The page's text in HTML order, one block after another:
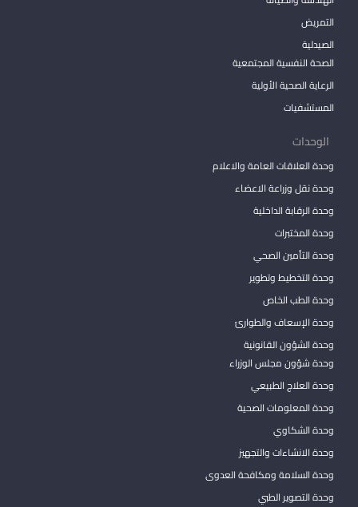
التمريض
الصيدلية
الصحة النفسية المجتمعية
الرعاية الصحية الأولية
المستشفيات
الوحدات
وحدة العلاقات العامة والاعلام
وحدة نقل وزراعة الاعضاء
وحدة الرقابة الداخلية
وحدة المختبرات
وحدة التأمين الصحي
وحدة التخطيط وتطوير
وحدة الطب الخاص
وحدة الإسعاف والطوارئ
وحدة الشؤون القانونية
وحدة شؤون مجلس الوزراء
وحدة العلاج الطبيعي
وحدة المعلومات الصحية
وحدة الشكاوي
وحدة الانشاءات والتجهيز
وحدة السلامة ومكافحة العدوى
وحدة التصوير الطبي